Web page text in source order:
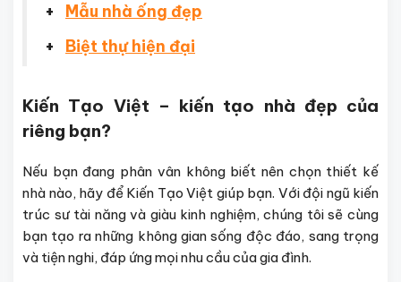
+ Mẫu nhà ống đẹp
+ Biệt thự hiện đại
Kiến Tạo Việt – kiến tạo nhà đẹp của
riêng bạn?
Nếu bạn đang phân vân không biết nên chọn thiết kế
nhà nào, hãy để Kiến Tạo Việt giúp bạn. Với đội ngũ kiến
trúc sư tài năng và giàu kinh nghiệm, chúng tôi sẽ cùng
bạn tạo ra những không gian sống độc đáo, sang trọng
và tiện nghi, đáp ứng mọi nhu cầu của gia đình.